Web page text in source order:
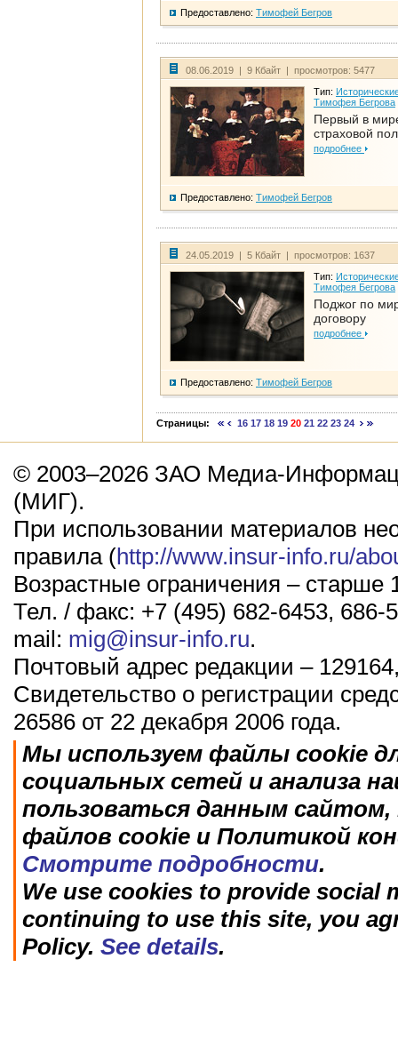
Предоставлено: Тимофей Бегров
08.06.2019 | 9 Кбайт | просмотров: 5477
Тип:
Тимофея Бегрова
Первый в
страховой
подробнее
Предоставлено: Тимофей Бегров
24.05.2019 | 5 Кбайт | просмотров: 1637
Тип:
Тимофея Бегрова
Поджог по
договору
подробнее
Предоставлено: Тимофей Бегров
Страницы: 16 17 18 19 20 21 22 23 24
© 2003–2026 ЗАО Медиа-
(МИГ).
При использовании материалов
правила (http://www.insur-info.ru/
Возрастные ограничения – старше
Тел. / факс: +7 (495) 682-6453, 686-
mail: mig@insur-info.ru.
Почтовый адрес редакции –
Свидетельство о регистрации
26586 от 22 декабря 2006 года.
Мы используем файлы cookie
социальных сетей и анализа
пользоваться данным
файлов cookie и Политикой
Смотрите подробности.
We use cookies to provide social
continuing to use this site, you
Policy. See details.